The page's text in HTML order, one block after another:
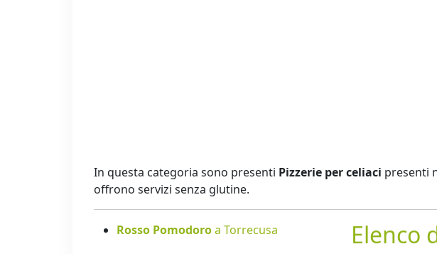
In questa categoria sono presenti Pizzerie per celiaci presenti
offrono servizi senza glutine.
Rosso Pomodoroa Torrecusa Elenco